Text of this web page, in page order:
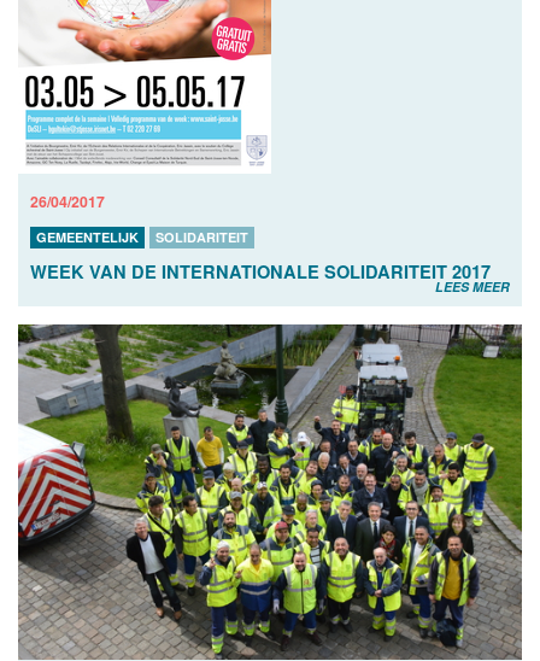
26/04/2017
GEMEENTELIJK SOLIDARITEIT
WEEK VAN DE INTERNATIONALE SOLIDARITEIT 2017
LEES MEER